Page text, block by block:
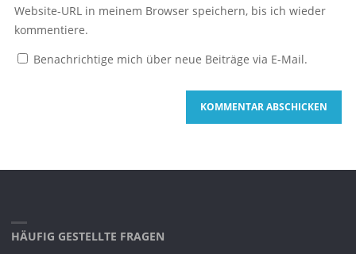
Website-URL in meinem Browser speichern, bis ich wieder
kommentiere.
Benachrichtige mich über neue Beiträge via E-Mail.
HÄUFIG GESTELLTE FRAGEN